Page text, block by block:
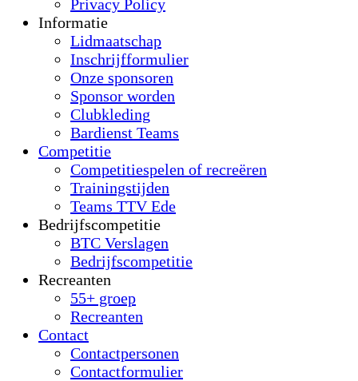
Privacy Policy
Informatie
Lidmaatschap
Inschrijfformulier
Onze sponsoren
Sponsor worden
Clubkleding
Bardienst Teams
Competitie
Competitiespelen of recreëren
Trainingstijden
Teams TTV Ede
Bedrijfscompetitie
BTC Verslagen
Bedrijfscompetitie
Recreanten
55+ groep
Recreanten
Contact
Contactpersonen
Contactformulier